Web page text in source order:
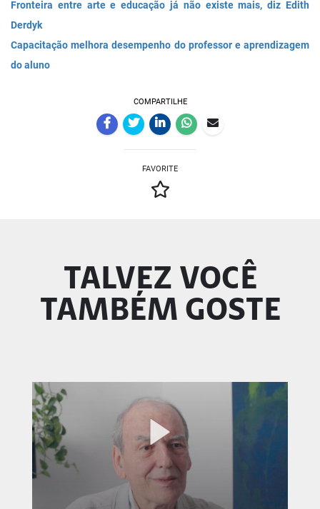
Fronteira entre arte e educação já não existe mais, diz Edith
Derdyk
Capacitação melhora desempenho do professor e aprendizagem
do aluno
COMPARTILHE
FAVORITE
TALVEZ VOCÊ
TAMBÉM GOSTE